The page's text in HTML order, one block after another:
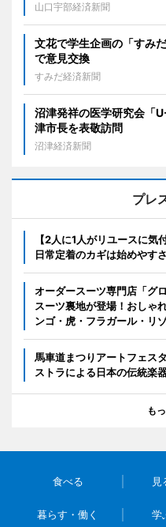
山口宇部経済新聞
文花で学生企画の「すみ
で意見交換
すみだ経済新聞
沼津発祥の医学研究会「
津市長を表敬訪問
沼津経済新聞
プレ
【2人に1人がリユースに気
日常定着のカギは始めやすさ
オーダースーツ専門店「グ
スーツ裏地が登場！おしゃ
ンゴ・虎・フラガール・リ
馬車道まつりアートフェス
ストラによる日本の伝統楽
も
食べる 見
暮らす・働く 学